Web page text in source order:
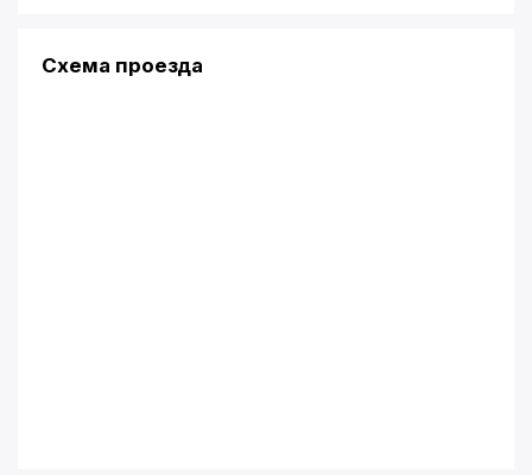
Схема проезда